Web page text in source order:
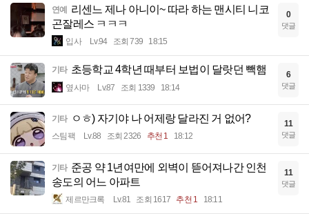
연예 리센느 제나 아니이~ 따라 하는 맨시티 니코
곤잘레스 ㅋㅋㅋ
입사 Lv.94 조회 739 18:15
0
댓글
기타 초등학교 4학년 때부터 보법이 달랏던 빽햄
옆사마 Lv.87 조회 1339 18:14
6
댓글
기타 ㅇㅎ) 자기야 나 어제랑 달라진 거 없어?
스팀팩 Lv.88 조회 2326 추천 1 18:12
11
댓글
기타 준공 약 1년여만에 외벽이 뜯어져나간 인천
송도의 어느 아파트
제르만크록 Lv.81 조회 1617 추천 1 18:11
11
댓글